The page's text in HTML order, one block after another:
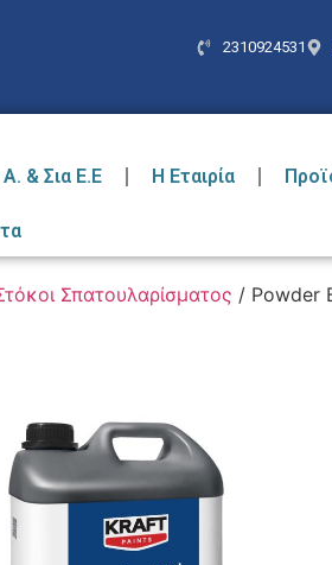
2310924531
& Σια Ε.Ε Η Εταιρία
Σπατουλαρίσματος / Powder